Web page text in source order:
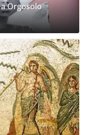
Orgosolo